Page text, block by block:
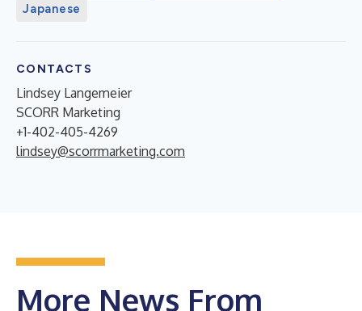
Japanese
CONTACTS
Lindsey Langemeier
SCORR Marketing
+1-402-405-4269
lindsey@scorrmarketing.com
More News From